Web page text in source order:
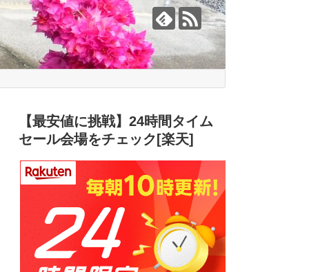
【最安値に挑戦】24時間タイム
セール会場をチェック[楽天]